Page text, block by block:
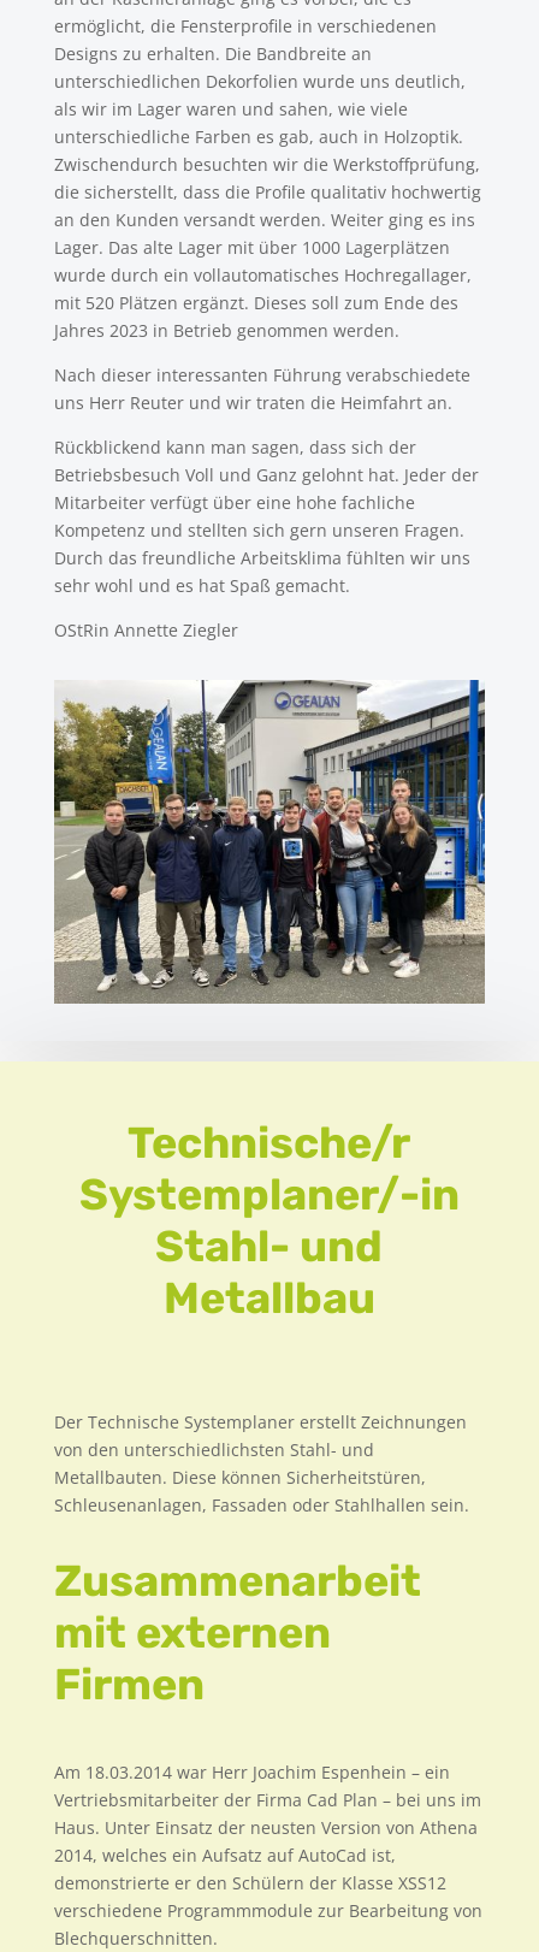
ermöglicht, die Fensterprofile in verschiedenen
Designs zu erhalten. Die Bandbreite an
unterschiedlichen Dekorfolien wurde uns deutlich,
als wir im Lager waren und sahen, wie viele
unterschiedliche Farben es gab, auch in Holzoptik.
Zwischendurch besuchten wir die Werkstoffprüfung,
die sicherstellt, dass die Profile qualitativ hochwertig
an den Kunden versandt werden. Weiter ging es ins
Lager. Das alte Lager mit über 1000 Lagerplätzen
wurde durch ein vollautomatisches Hochregallager,
mit 520 Plätzen ergänzt. Dieses soll zum Ende des
Jahres 2023 in Betrieb genommen werden.
Nach dieser interessanten Führung verabschiedete
uns Herr Reuter und wir traten die Heimfahrt an.
Rückblickend kann man sagen, dass sich der
Betriebsbesuch Voll und Ganz gelohnt hat. Jeder der
Mitarbeiter verfügt über eine hohe fachliche
Kompetenz und stellten sich gern unseren Fragen.
Durch das freundliche Arbeitsklima fühlten wir uns
sehr wohl und es hat Spaß gemacht.
OStRin Annette Ziegler
Technische/r
Systemplaner/-in
Stahl- und
Metallbau
Der Technische Systemplaner erstellt Zeichnungen
von den unterschiedlichsten Stahl- und
Metallbauten. Diese können Sicherheitstüren,
Schleusenanlagen, Fassaden oder Stahlhallen sein.
Zusammenarbeit
mit externen
Firmen
Am 18.03.2014 war Herr Joachim Espenhein – ein
Vertriebsmitarbeiter der Firma Cad Plan – bei uns im
Haus. Unter Einsatz der neusten Version von Athena
2014, welches ein Aufsatz auf AutoCad ist,
demonstrierte er den Schülern der Klasse XSS12
verschiedene Programmmodule zur Bearbeitung von
Blechquerschnitten.